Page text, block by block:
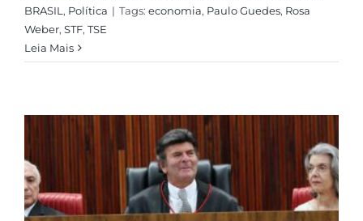
BRASIL, Política | Tags: economia, Paulo Guedes, Rosa
Weber, STF, TSE
Leia Mais